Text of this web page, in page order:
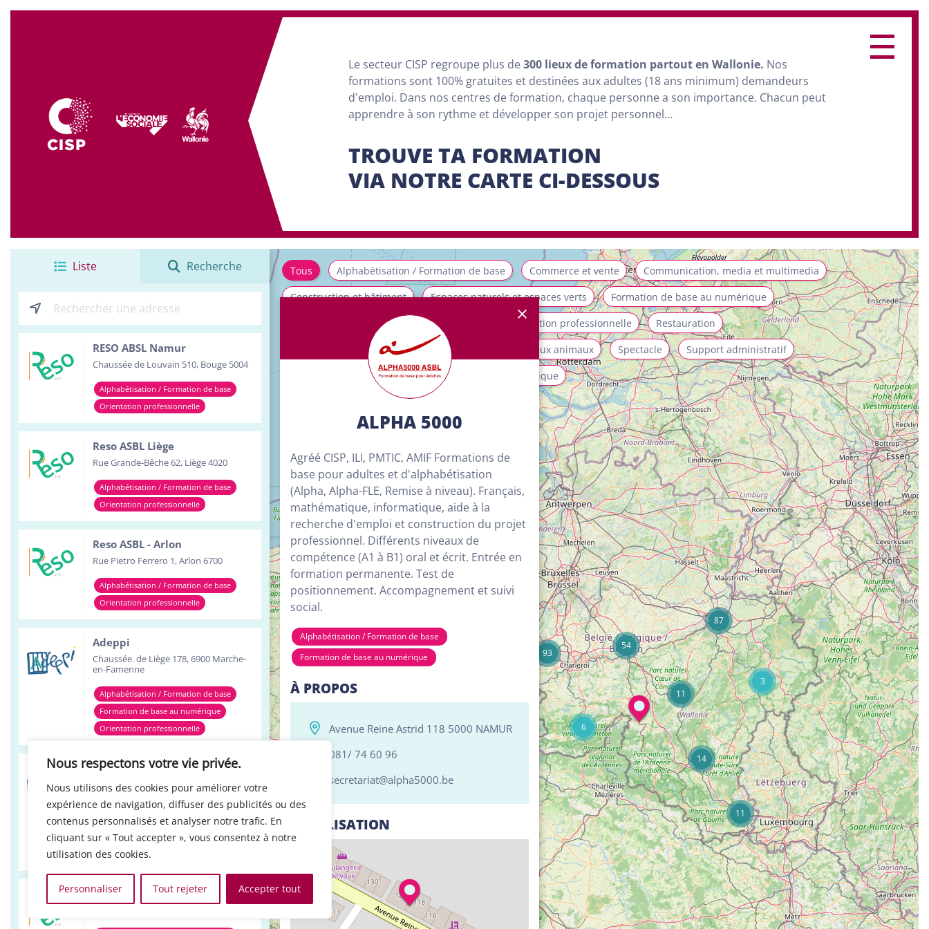
Nous respectons votre vie privée.
Nous utilisons des cookies pour améliorer votre
expérience de navigation, diffuser des publicités ou des
contenus personnalisés et analyser notre trafic. En
cliquant sur « Tout accepter », vous consentez à notre
utilisation des cookies.
Personnaliser Tout rejeter Accepter tout
Le secteur CISP regroupe plus de300 lieux de formation partout en Wallonie. Nos
formations sont 100% gratuites et destinées aux adultes (18 ans minimum) demandeurs
d'emploi. Dans nos centres de formation, chaque personne a son importance. Chacun peut
apprendre à son rythme et développer son projet personnel…
TROUVE TA FORMATION
VIA NOTRE CARTE CI-DESSOUS
Liste Recherche
RESO ABSL Namur
Chaussée de Louvain 510, Bouge 5004
Alphabétisation / Formation de base
Orientation professionnelle
Reso ASBL Liège
Rue Grande-Bêche 62, Liège 4020
Alphabétisation / Formation de base
Orientation professionnelle
Reso ASBL - Arlon
Rue Pietro Ferrero 1, Arlon 6700
Alphabétisation / Formation de base
Orientation professionnelle
Adeppi
Chaussée. de Liège 178, 6900 Marche-
en-Famenne
Alphabétisation / Formation de base
Formation de base au numérique
Orientation professionnelle
Adeppi
Avenue de l'Europe 1A, 7903 Leuze-en-
Hainaut
Alphabétisation / Formation de base
Formation de base au numérique
Orientation professionnelle
Réso ASBL Verviers
Tous Alphabétisation / Formation de base Commerce et vente
Communication, media et multimedia
Construction et bâtiment
Espaces naturels et espaces verts
Formation de base au numérique
Installation et maintenance
Orientation professionnelle
Restauration
Services aux personnes et à la collectivité
Soins aux animaux Spectacle
Support administratif
Tourisme, loisirs et animation
Transport et logistique
3
14
11
6
11
54
93
87
−
ALPHA 5000
Agréé CISP, ILI, PMTIC, AMIF Formations de
base pour adultes et d'alphabétisation
(Alpha, Alpha-FLE, Remise à niveau). Français,
mathématique, informatique, aide à la
recherche d'emploi et construction du projet
professionnel. Différents niveaux de
compétence (A1 à B1) oral et écrit. Entrée en
formation permanente. Test de
positionnement. Accompagnement et suivi
social.
Alphabétisation / Formation de base
Formation de base au numérique
À PROPOS
Avenue Reine Astrid 118 5000 NAMUR
081/ 74 60 96
secretariat@alpha5000.be
LOCALISATION
+
−